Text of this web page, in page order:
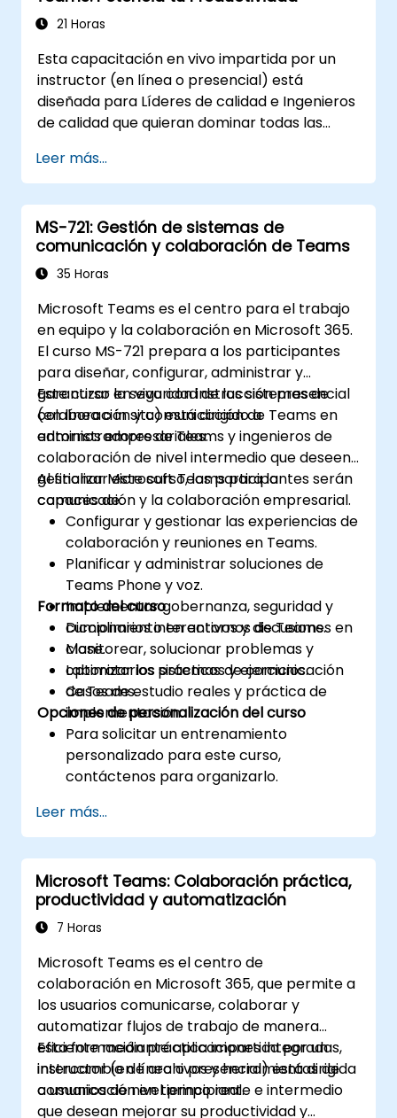
21 Horas
Esta capacitación en vivo impartida por un
instructor (en línea o presencial) está
diseñada para Líderes de calidad e Ingenieros
de calidad que quieran dominar todas las
Microsoft Teams para mejorar la
colaboración y la productividad en sus
equipos.
Leer más...
MS-721: Gestión de sistemas de
comunicación y colaboración de Teams
35 Horas
Microsoft Teams es el centro para el trabajo
en equipo y la colaboración en Microsoft 365.
El curso MS-721 prepara a los participantes
para diseñar, configurar, administrar y
garantizar la seguridad de los sistemas de
colaboración y comunicación de Teams en
entornos empresariales.
Este curso en vivo con instrucción presencial
(en línea o in situ) está dirigido a
administradores de Teams y ingenieros de
colaboración de nivel intermedio que deseen
gestionar Microsoft Teams para la
comunicación y la colaboración empresarial.
Al finalizar este curso, los participantes serán
capaces de:
Configurar y gestionar las experiencias de
colaboración y reuniones en Teams.
Planificar y administrar soluciones de
Teams Phone y voz.
Implementar gobernanza, seguridad y
cumplimiento en entornos de Teams.
Monitorear, solucionar problemas y
optimizar los sistemas de comunicación
de Teams.
Formato del curso
Diccionarios interactivos y discusiones en
clase.
Laboratorios prácticos y ejercicios.
Casos de estudio reales y práctica de
implementación.
Opciones de personalización del curso
Para solicitar un entrenamiento
personalizado para este curso,
contáctenos para organizarlo.
Leer más...
Microsoft Teams: Colaboración práctica,
productividad y automatización
7 Horas
Microsoft Teams es el centro de
colaboración en Microsoft 365, que permite a
los usuarios comunicarse, colaborar y
automatizar flujos de trabajo de manera
eficiente mediante aplicaciones integradas,
intercambio de archivos y herramientas de
comunicación en tiempo real.
Esta formación práctica impartida por un
instructor (en línea o presencial) está dirigida
a usuarios de nivel principiante e intermedio
que desean mejorar su productividad y